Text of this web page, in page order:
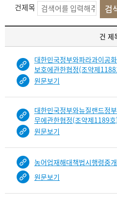
건제목
-
건
보
건 제
대한민국정부와파라과이공
보호에관한협정(조약제
원문보기
대한민국정부와뉴질랜드정
무에관한협정(조약제1189
원문보기
농어업재해대책법시행령중
원문보기